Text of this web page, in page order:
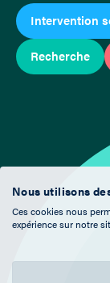
Intervention
Recherche
Nous utilisons
Ces cookies nous
expérience sur notre